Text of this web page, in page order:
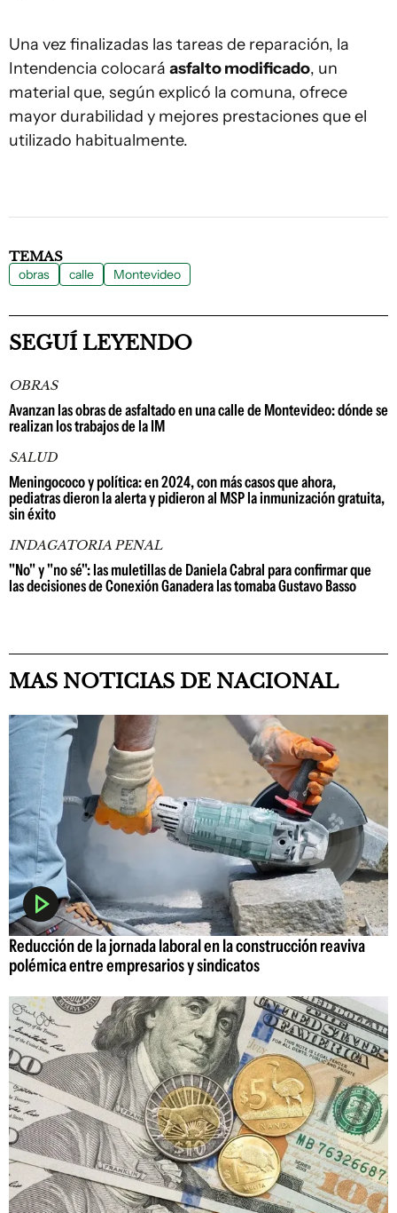
Una vez finalizadas las tareas de reparación, la
Intendencia colocará asfalto modificado, un
material que, según explicó la comuna, ofrece
mayor durabilidad y mejores prestaciones que el
utilizado habitualmente.
TEMAS
obras calle Montevideo
SEGUÍ LEYENDO
OBRAS
Avanzan las obras de asfaltado en una calle de Montevideo: dónde se
realizan los trabajos de la IM
SALUD
Meningococo y política: en 2024, con más casos que ahora,
pediatras dieron la alerta y pidieron al MSP la inmunización gratuita,
sin éxito
INDAGATORIA PENAL
"No" y "no sé": las muletillas de Daniela Cabral para confirmar que
las decisiones de Conexión Ganadera las tomaba Gustavo Basso
MAS NOTICIAS DE NACIONAL
Reducción de la jornada laboral en la construcción reaviva
polémica entre empresarios y sindicatos